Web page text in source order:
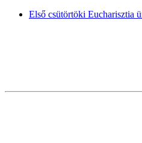
Első csütörtöki Eucharisztia